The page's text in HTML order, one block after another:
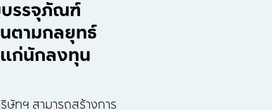
บรรจุภัณฑ์
นตามกลยุทธ์
แก่นักลงทุน
ษัทฯ สามารถสร้างการ